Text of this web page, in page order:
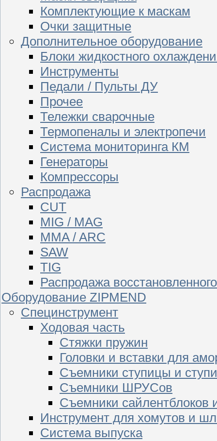
Комплектующие к маскам
Очки защитные
Дополнительное оборудование
Блоки жидкостного
Инструменты
Педали / Пульты ДУ
Прочее
Тележки сварочные
Термопеналы и электропечи
Система мониторинга КМ
Генераторы
Компрессоры
Распродажа
CUT
MIG / MAG
MMA / ARC
SAW
TIG
Распродажа
Оборудование ZIPMEND
Специнструмент
Ходовая часть
Стяжки пружин
Головки и вставки для
Съемники ступицы и
Съемники ШРУСов
Съемники сайлентблоков
Инструмент для хомутов и
Система выпуска